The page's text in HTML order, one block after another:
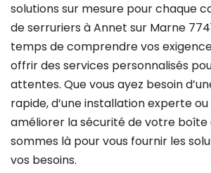
solutions sur mesure pour chaque
de serruriers à Annet sur Marne
temps de comprendre vos
offrir des services personnalisés
attentes. Que vous ayez besoin
rapide, d’une installation experte
améliorer la sécurité de votre boîte
sommes là pour vous fournir les
vos besoins.